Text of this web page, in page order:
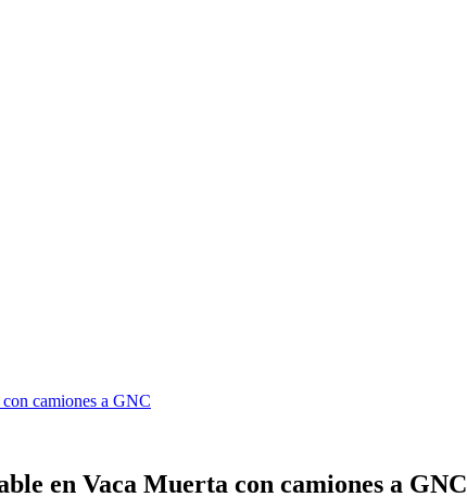
camiones a GNC
en Vaca Muerta con camiones a GNC